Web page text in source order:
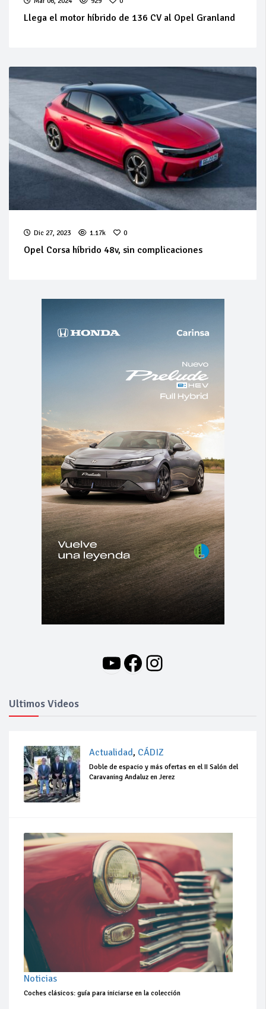
Llega el motor híbrido de 136 CV al Opel Granland
Dic 27, 2023 1.17k 0
Opel Corsa híbrido 48v, sin complicaciones
YouTube
Facebook
Instagram
Ultimos Videos
Actualidad, CÁDIZ
Doble de espacio y más ofertas en el II Salón del
Caravaning Andaluz en Jerez
Noticias
Coches clásicos: guía para iniciarse en la colección